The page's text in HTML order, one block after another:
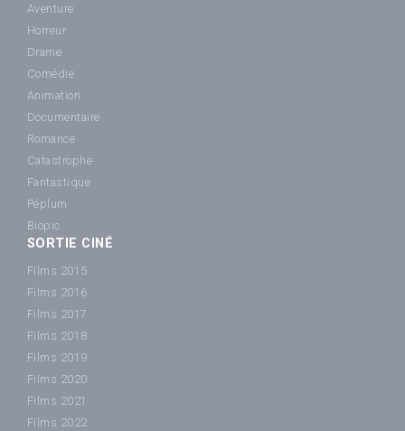
Aventure
Horreur
Drame
Comédie
Animation
Documentaire
Romance
Catastrophe
Fantastique
Péplum
Biopic
SORTIE CINÉ
Films 2015
Films 2016
Films 2017
Films 2018
Films 2019
Films 2020
Films 2021
Films 2022